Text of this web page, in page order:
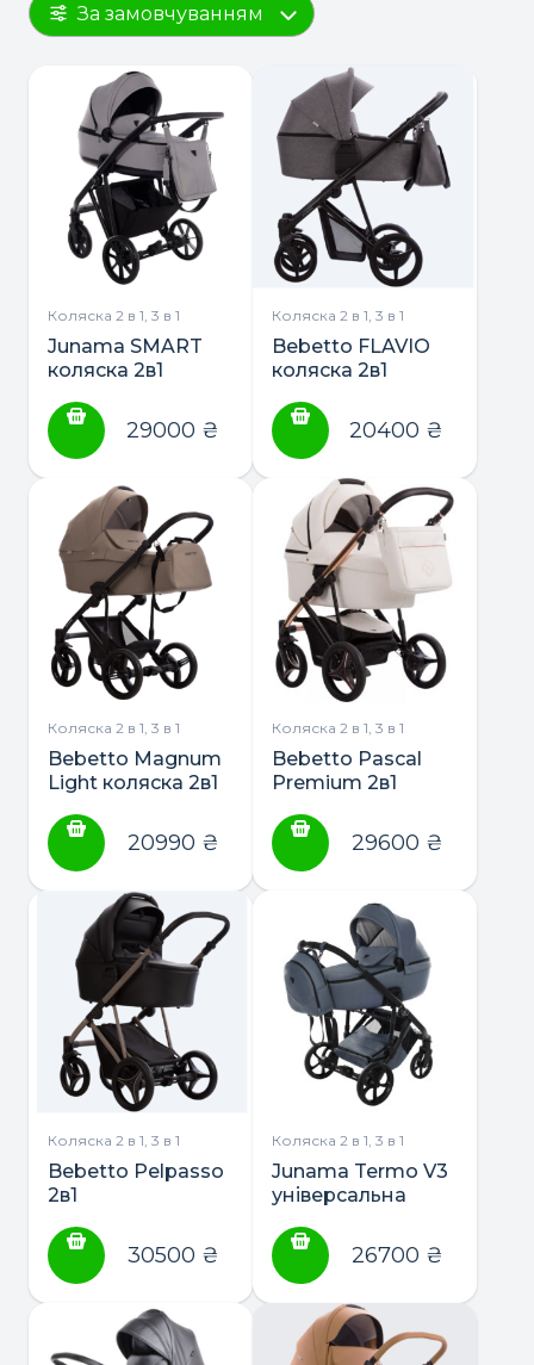
За замовчуванням
Коляска 2 в 1, 3 в 1
Junama SMART
коляска 2в1
29000 ₴
Коляска 2 в 1, 3 в 1
Bebetto FLAVIO
коляска 2в1
20400 ₴
Коляска 2 в 1, 3 в 1
Bebetto Magnum
Light коляска 2в1
20990 ₴
Коляска 2 в 1, 3 в 1
Bebetto Pascal
Premium 2в1
29600 ₴
Коляска 2 в 1, 3 в 1
Bebetto Pelpasso
2в1
30500 ₴
Коляска 2 в 1, 3 в 1
Junama Termo V3
універсальна
26700 ₴